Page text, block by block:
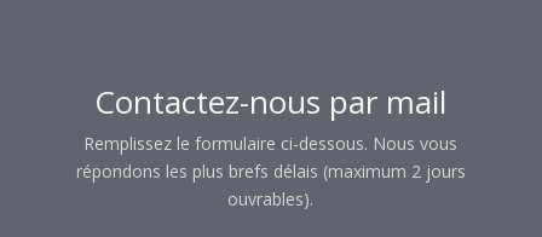
Contactez-nous par mail
Remplissez le formulaire ci-dessous. Nous vous
répondons les plus brefs délais (maximum 2 jours
ouvrables).